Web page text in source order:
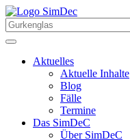
Aktuelles
Aktuelle Inhalte
Blog
Fälle
Termine
Das SimDeC
Über SimDeC